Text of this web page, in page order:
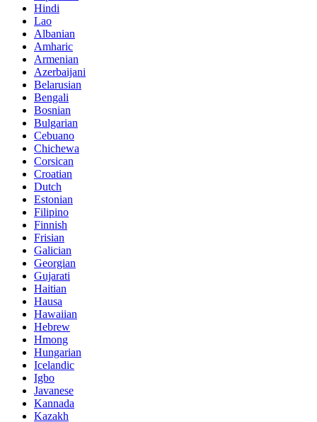
Hindi
Lao
Albanian
Amharic
Armenian
Azerbaijani
Belarusian
Bengali
Bosnian
Bulgarian
Cebuano
Chichewa
Corsican
Croatian
Dutch
Estonian
Filipino
Finnish
Frisian
Galician
Georgian
Gujarati
Haitian
Hausa
Hawaiian
Hebrew
Hmong
Hungarian
Icelandic
Igbo
Javanese
Kannada
Kazakh